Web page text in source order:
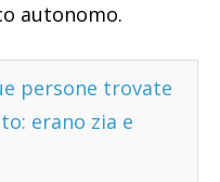
autonomo.
persone trovate
erano zia e